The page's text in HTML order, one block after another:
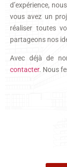
d’expérience,
vous avez un
réaliser toutes
partageons nos
Avec déjà de
contacter. Nous